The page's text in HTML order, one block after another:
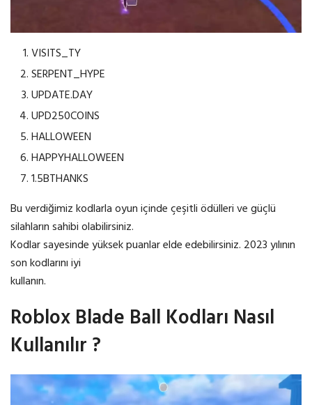
VISITS_TY
SERPENT_HYPE
UPDATE.DAY
UPD250COINS
HALLOWEEN
HAPPYHALLOWEEN
1.5BTHANKS
Bu verdiğimiz kodlarla oyun içinde çeşitli ödülleri ve güçlü
silahların sahibi olabilirsiniz.
Kodlar sayesinde yüksek puanlar elde edebilirsiniz. 2023 yılının
son kodlarını iyi
kullanın.
Roblox Blade Ball Kodları Nasıl
Kullanılır ?